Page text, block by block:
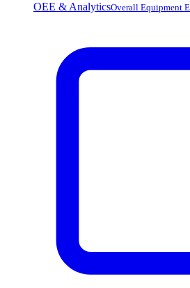
OEE & AnalyticsOverall Equipment